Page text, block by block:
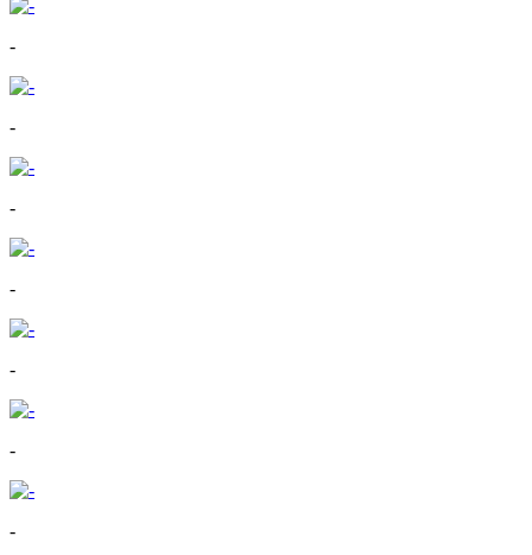
-
-
-
-
-
-
-